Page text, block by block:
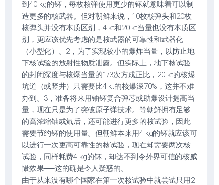
到40 kg的钚，每枚核弹使用更少的钚就意味着可以制
造更多的核武器。但对朝鲜来说，10枚核弹头和20枚
核弹头并没有本质区别，4 kt和20 kt当量也没有本质区
别，更应该优先考虑的是核武器的可靠性和武器化
（小型化）。2，为了实现较小的爆炸当量，以防止地
下核试验的放射性物质泄露。但实际上，地下核试验
的封闭深度与核爆当量的1/3次方成正比，20 kt的核爆
坑道（或竖井）只需要比4 kt的核爆深70%，这并不难
办到。3，准备将来用铀钚复合弹芯或助爆设计提高当
量，现在只是为了突破原子弹技术。等朝鲜拥有足够
的高浓缩铀或氚后，还可能进行更多的核试验，因此
需要节约钚的使用量。但朝鲜本来用4 kg的钚就应该可
以进行一次更高可靠性的核试验，现在却需要两次核
试验，同样耗费4 kg的钚，却达不到令外界可信的核威
慑效果──这的确是令人疑惑的。
由于从来没有哪个国家在第一次核试验中就尝试只用2